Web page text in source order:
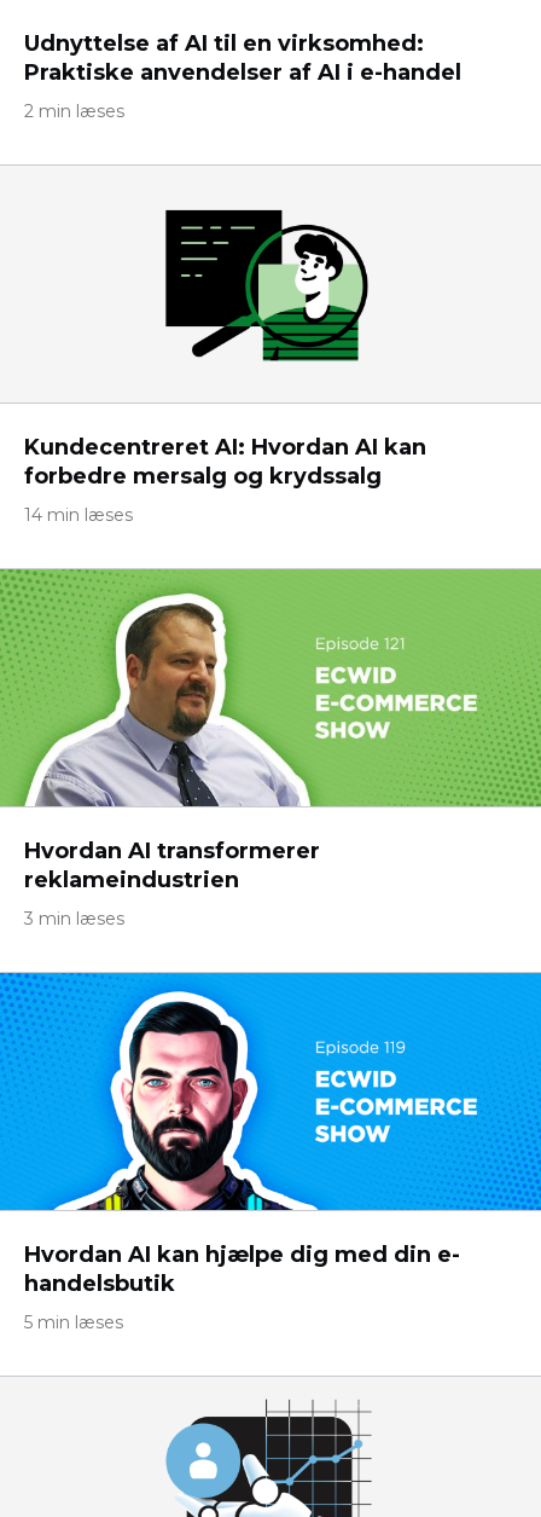
Udnyttelse af AI til en virksomhed:
Praktiske anvendelser af AI i e-handel
2 min læses
Kundecentreret AI: Hvordan AI kan
forbedre mersalg og krydssalg
14 min læses
Hvordan AI transformerer
reklameindustrien
3 min læses
Hvordan AI kan hjælpe dig med din e-
handelsbutik
5 min læses